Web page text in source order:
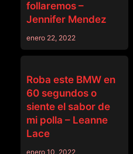
follaremos –
Jennifer Mendez
enero 22, 2022
Roba este BMW en
60 segundos o
siente el sabor de
mi polla – Leanne
Lace
enero 10, 2022